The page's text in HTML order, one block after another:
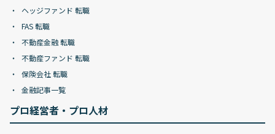
ヘッジファンド 転職
FAS 転職
不動産金融 転職
不動産ファンド 転職
保険会社 転職
金融記事一覧
プロ経営者・プロ人材